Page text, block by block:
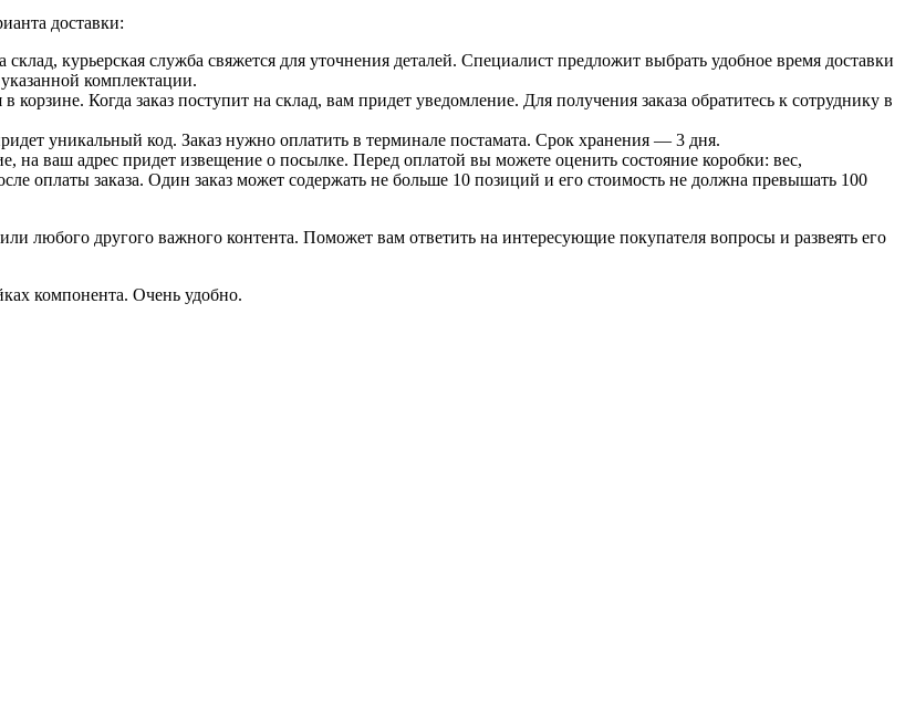
доставки:
склад, курьерская служба свяжется для уточнения деталей. Специалист предложит выбрать удобное время доставки
комплектации.
Когда заказ поступит на склад, вам придет уведомление. Для получения заказа обратитесь к сотруднику в
уникальный код. Заказ нужно оплатить в терминале постамата. Срок хранения — 3 дня.
на ваш адрес придет извещение о посылке. Перед оплатой вы можете оценить состояние коробки: вес,
оплаты заказа. Один заказ может содержать не больше 10 позиций и его стоимость не должна превышать 100
любого другого важного контента. Поможет вам ответить на интересующие покупателя вопросы и развеять его
компонента. Очень удобно.